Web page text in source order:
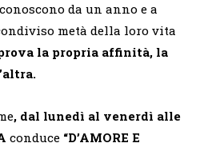
da un anno e a
metà della loro vita
la propria affinità, la
, dal lunedì al venerdì alle
conduce “D’AMORE E